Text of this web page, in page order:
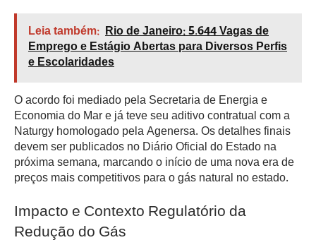
Leia também: Rio de Janeiro: 5.644 Vagas de
Emprego e Estágio Abertas para Diversos Perfis
e Escolaridades
O acordo foi mediado pela Secretaria de Energia e
Economia do Mar e já teve seu aditivo contratual com a
Naturgy homologado pela Agenersa. Os detalhes finais
devem ser publicados no Diário Oficial do Estado na
próxima semana, marcando o início de uma nova era de
preços mais competitivos para o gás natural no estado.
Impacto e Contexto Regulatório da
Redução do Gás